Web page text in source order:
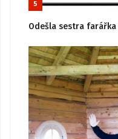
5
Odešla sestra